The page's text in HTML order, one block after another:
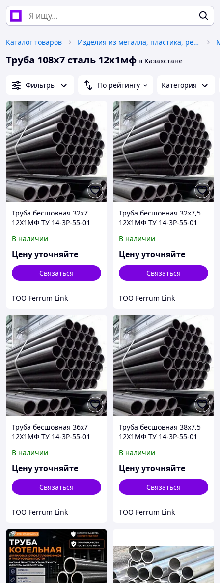
Каталог товаров Изделия из металла, пластика, резины
Труба 108х7 сталь 12х1мф в Казахстане
Фильтры По рейтингу Категория
Труба бесшовная 32х7
12Х1МФ ТУ 14-3Р-55-01
В наличии
Цену уточняйте
Связаться
ТОО Ferrum Link
Труба бесшовная 32х7,5
12Х1МФ ТУ 14-3Р-55-01
В наличии
Цену уточняйте
Связаться
ТОО Ferrum Link
Труба бесшовная 36х7
12Х1МФ ТУ 14-3Р-55-01
В наличии
Цену уточняйте
Связаться
ТОО Ferrum Link
Труба бесшовная 38х7,5
12Х1МФ ТУ 14-3Р-55-01
В наличии
Цену уточняйте
Связаться
ТОО Ferrum Link